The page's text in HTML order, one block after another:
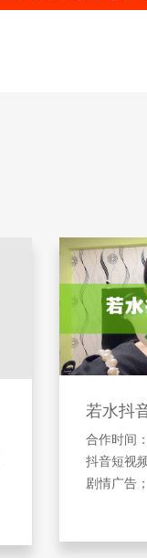
若水抖
合作时间
抖音短视
剧情广告；